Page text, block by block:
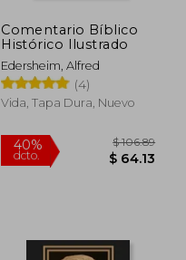
Comentario Bíblico
Histórico Ilustrado
Edersheim, Alfred
(4)
Vida, Tapa Dura, Nuevo